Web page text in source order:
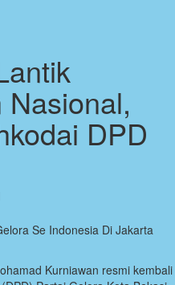
DPD
Se Indonesia Di Jakarta
Kurniawan resmi kembali